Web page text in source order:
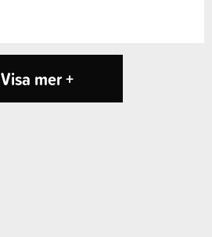
Visa mer +